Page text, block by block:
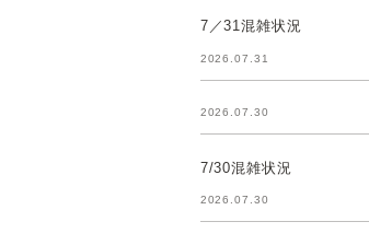
7／31混雑状況
2026.07.31
2026.07.30
7/30混雑状況
2026.07.30